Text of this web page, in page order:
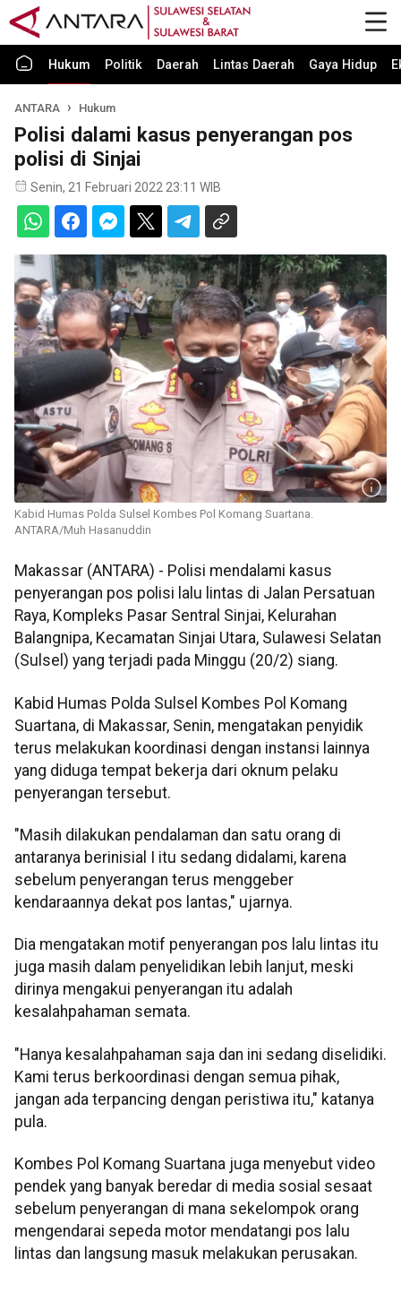
Hukum Politik Daerah Lintas Daerah Gaya Hidup
ANTARA Hukum
Polisi dalami kasus penyerangan pos
polisi di Sinjai
Senin, 21 Februari 2022 23:11 WIB
Kabid Humas Polda Sulsel Kombes Pol Komang Suartana.
ANTARA/Muh Hasanuddin
Makassar (ANTARA) - Polisi mendalami kasus
penyerangan pos polisi lalu lintas di Jalan Persatuan
Raya, Kompleks Pasar Sentral Sinjai, Kelurahan
Balangnipa, Kecamatan Sinjai Utara, Sulawesi Selatan
(Sulsel) yang terjadi pada Minggu (20/2) siang.
Kabid Humas Polda Sulsel Kombes Pol Komang
Suartana, di Makassar, Senin, mengatakan penyidik
terus melakukan koordinasi dengan instansi lainnya
yang diduga tempat bekerja dari oknum pelaku
penyerangan tersebut.
"Masih dilakukan pendalaman dan satu orang di
antaranya berinisial I itu sedang didalami, karena
sebelum penyerangan terus menggeber
kendaraannya dekat pos lantas," ujarnya.
Dia mengatakan motif penyerangan pos lalu lintas itu
juga masih dalam penyelidikan lebih lanjut, meski
dirinya mengakui penyerangan itu adalah
kesalahpahaman semata.
"Hanya kesalahpahaman saja dan ini sedang diselidiki.
Kami terus berkoordinasi dengan semua pihak,
jangan ada terpancing dengan peristiwa itu," katanya
pula.
Kombes Pol Komang Suartana juga menyebut video
pendek yang banyak beredar di media sosial sesaat
sebelum penyerangan di mana sekelompok orang
mengendarai sepeda motor mendatangi pos lalu
lintas dan langsung masuk melakukan perusakan.